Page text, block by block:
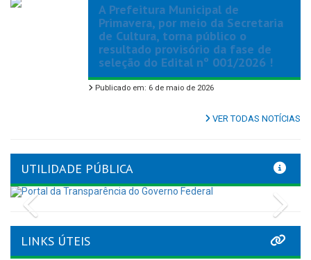
A Prefeitura Municipal de
Primavera, por meio da Secretaria
de Cultura, torna público o
resultado provisório da fase de
seleção do Edital nº 001/2026 !
Publicado em: 6 de maio de 2026
VER TODAS NOTÍCIAS
UTILIDADE PÚBLICA
Previous
LINKS ÚTEIS